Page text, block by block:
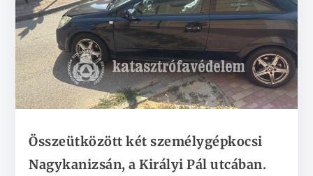
Összeütközött két személygépkocsi
Nagykanizsán, a Királyi Pál utcában.